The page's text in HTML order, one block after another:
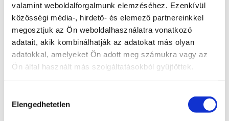
valamint weboldalforgalmunk elemzéséhez. Ezenkívül
közösségi média-, hirdető- és elemező partnereinkkel
megosztjuk az Ön weboldalhasználatra vonatkozó
adatait, akik kombinálhatják az adatokat más olyan
adatokkal, amelyeket Ön adott meg számukra vagy az
Ön által használt más szolgáltatásokból gyűjtöttek.
kiválasztása
Elengedhetetlen
Kormánybiztos
Teljes állapot lista megnyitása
A probléma megoldásához csatolt dokumentum(ok):
Hozzászóláshoz bejelentkezés szükséges
Bejelentkezés után azonnal csatlakozhatsz a